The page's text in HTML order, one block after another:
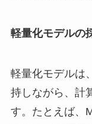
軽量化モデルの
軽量化モデルは
持しながら、計
す。たとえば、